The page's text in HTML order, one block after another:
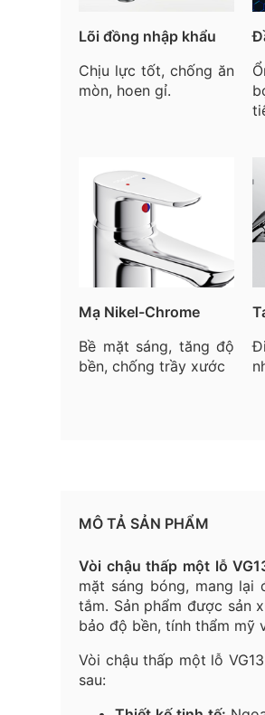
Lõi đồng nhập khẩu
Chịu lực tốt, chống ăn
mòn, hoen gỉ.
Mạ Nikel-Chrome
Bề mặt sáng, tăng độ
bền, chống trầy xước
MÔ TẢ SẢN PHẨM
Vòi chậu thấp một lỗ
mặt sáng bóng, mang lại
tắm. Sản phẩm được sản
bảo độ bền, tính thẩm mỹ
Vòi chậu thấp một lỗ
sau: